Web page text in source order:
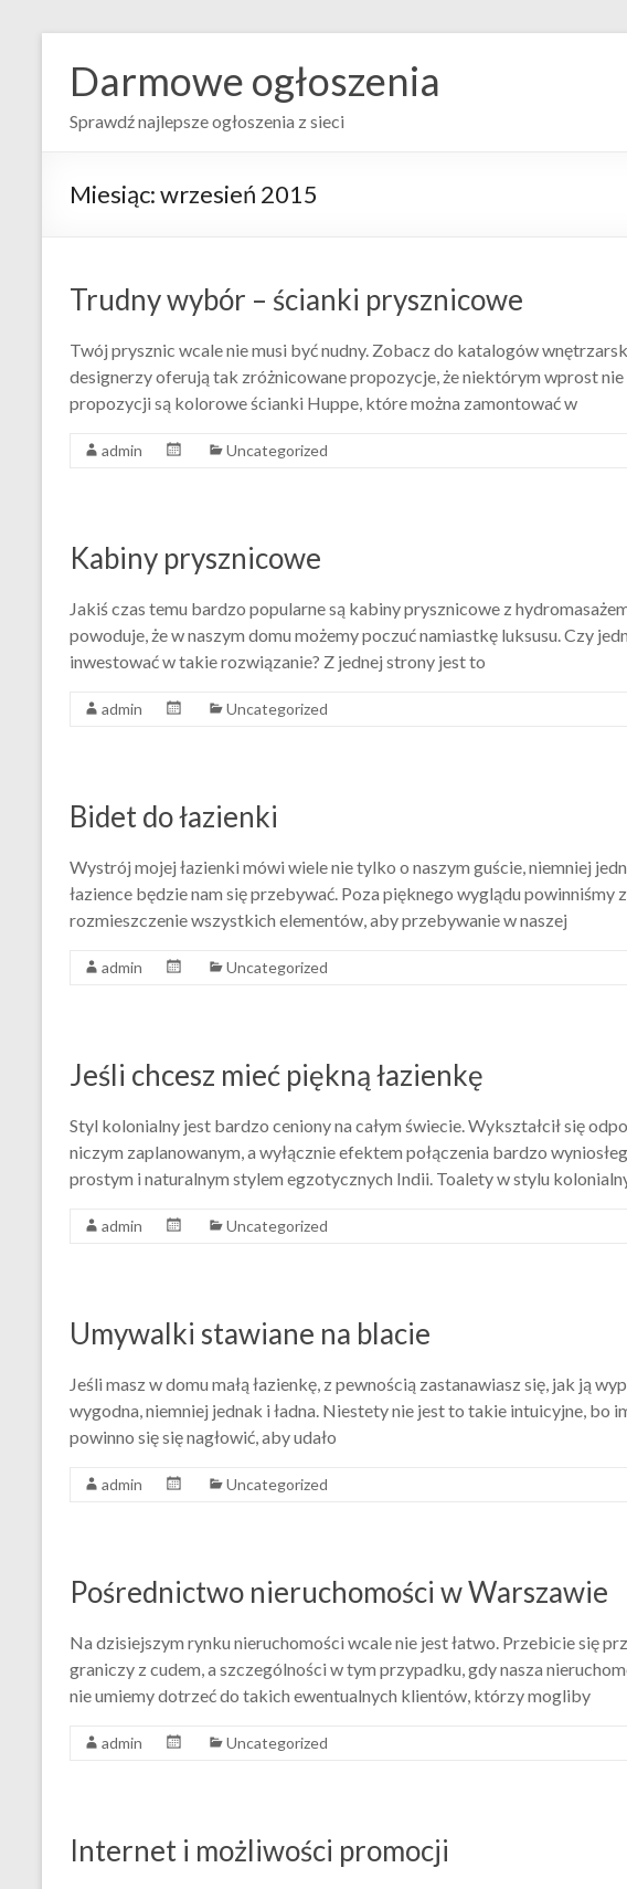
Darmowe ogłoszenia
Sprawdź najlepsze ogłoszenia z sieci
Miesiąc:wrzesień 2015
Trudny wybór – ścianki prysznicowe
Twój prysznic wcale nie musi być nudny. Zobacz do katalogów
designerzy oferują tak zróżnicowane propozycje, że niektórym wprost nie
propozycji są kolorowe ścianki Huppe, które można zamontować w
admin Uncategorized
Kabiny prysznicowe
Jakiś czas temu bardzo popularne są kabiny prysznicowe z
powoduje, że w naszym domu możemy poczuć namiastkę luksusu. Czy
inwestować w takie rozwiązanie? Z jednej strony jest to
admin Uncategorized
Bidet do łazienki
Wystrój mojej łazienki mówi wiele nie tylko o naszym guście, niemniej
łazience będzie nam się przebywać. Poza pięknego wyglądu powinniśmy
rozmieszczenie wszystkich elementów, aby przebywanie w naszej
admin Uncategorized
Jeśli chcesz mieć piękną łazienkę
Styl kolonialny jest bardzo ceniony na całym świecie. Wykształcił się
niczym zaplanowanym, a wyłącznie efektem połączenia bardzo
prostym i naturalnym stylem egzotycznych Indii. Toalety w stylu
admin Uncategorized
Umywalki stawiane na blacie
Jeśli masz w domu małą łazienkę, z pewnością zastanawiasz się, jak ją
wygodna, niemniej jednak i ładna. Niestety nie jest to takie intuicyjne, bo
powinno się się nagłowić, aby udało
admin Uncategorized
Pośrednictwo nieruchomości w Warszawie
Na dzisiejszym rynku nieruchomości wcale nie jest łatwo. Przebicie się
graniczy z cudem, a szczególności w tym przypadku, gdy nasza
nie umiemy dotrzeć do takich ewentualnych klientów, którzy mogliby
admin Uncategorized
Internet i możliwości promocji